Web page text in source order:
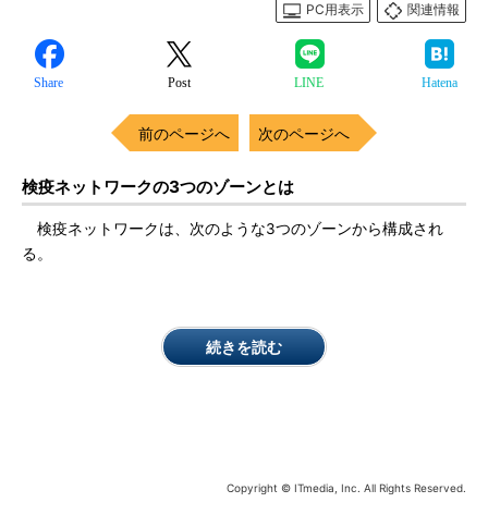
PC用表示
関連情報
Share Post LINE Hatena
前のページへ 次のページへ
検疫ネットワークの3つのゾーンとは
検疫ネットワークは、次のような3つのゾーンから構成され
る。
続きを読む
Copyright © ITmedia, Inc. All Rights Reserved.